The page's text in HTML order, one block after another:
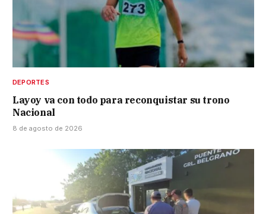
DEPORTES
Layoy va con todo para reconquistar su trono
Nacional
8 de agosto de 2026